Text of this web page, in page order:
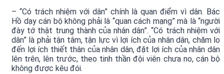
– “Có trách nhiệm với dân” chính là quan điểm vì dân. Bác
Hồ dạy cán bộ không phải là “quan cách mạng” mà là “người
đày tớ thật trung thành của nhân dân”. “Có trách nhiệm với
dân” là phải tận tâm, tận lực vì lợi ích của nhân dân, chăm lo
đến lợi ích thiết thân của nhân dân, đặt lợi ích của nhân dân
lên trên, lên trước, theo tinh thần đội viên chưa no, cán bộ
không được kêu đói.